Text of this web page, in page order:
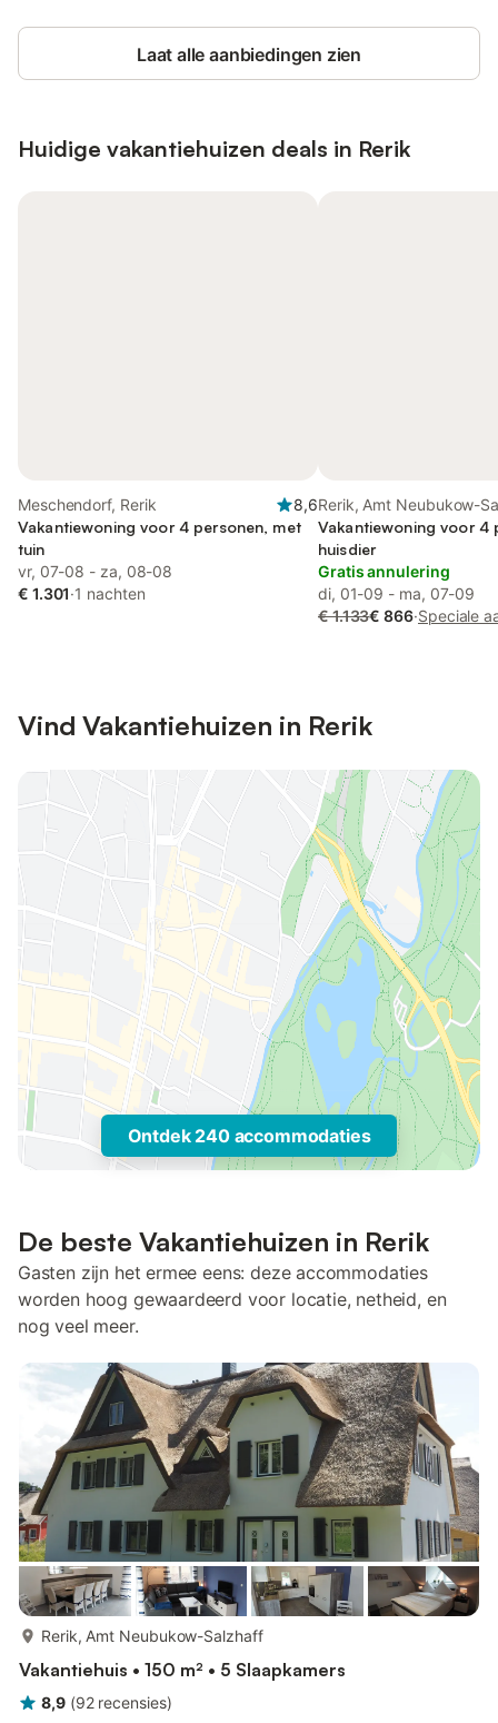
Laat alle aanbiedingen zien
Huidige vakantiehuizen deals in Rerik
Meschendorf, Rerik
8,6
Vakantiewoning voor 4 personen, met
tuin
vr, 07-08 - za, 08-08
€ 1.301·1 nachten
Rerik, Amt Neubukow-
Vakantiewoning voor 4
huisdier
Gratis annulering
di, 01-09 - ma, 07-09
€ 1.133€ 866·Speciale
Vind Vakantiehuizen in Rerik
Ontdek 240 accommodaties
De beste Vakantiehuizen in Rerik
Gasten zijn het ermee eens: deze accommodaties
worden hoog gewaardeerd voor locatie, netheid, en
nog veel meer.
Rerik, Amt Neubukow-Salzhaff
Vakantiehuis • 150 m² • 5 Slaapkamers
8,9 (92 recensies)